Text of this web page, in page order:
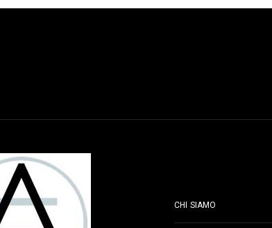
CHI SIAMO